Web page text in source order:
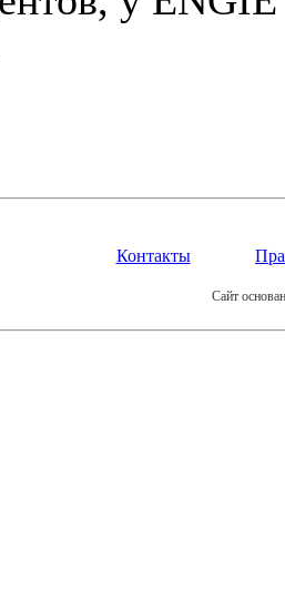
Контакты
Сайт